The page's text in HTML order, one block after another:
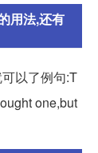
用法,还有
以了例句:T
one,but